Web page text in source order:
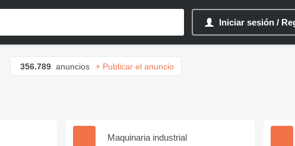
Iniciar sesión /
356.789 anuncios + Publicar el anuncio
Maquinaria industrial